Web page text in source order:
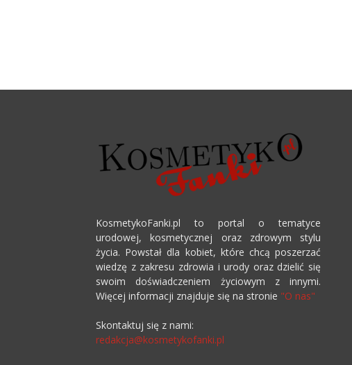
KosmetykoFanki.pl to portal o tematyce
urodowej, kosmetycznej oraz zdrowym stylu
życia. Powstał dla kobiet, które chcą poszerzać
wiedzę z zakresu zdrowia i urody oraz dzielić się
swoim doświadczeniem życiowym z innymi.
Więcej informacji znajduje się na stronie "O nas"
Skontaktuj się z nami:
redakcja@kosmetykofanki.pl